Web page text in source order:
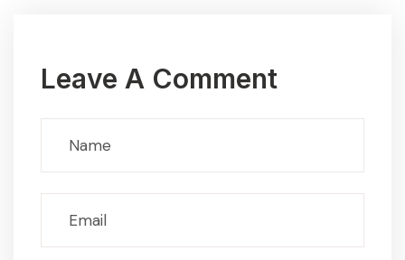
Leave A Comment